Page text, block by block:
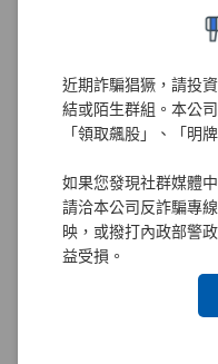
近期詐騙猖獗，請投
結或陌生群組。本公
「領取飆股」、「明
如果您發現社群媒體
請洽本公司反詐騙專
映，或撥打內政部警
益受損。
含獨立董
5. 協助董事(含獨立董
6. 向董事會報告其就
格是否符合相關法令
應即通知本公司及公
管接獲通知，應依相
8. 其他依公司章程或
2025年度業務執行情
1. 協助董事會審議有
營、智慧財產權、永
2. 督導辦理董事會相